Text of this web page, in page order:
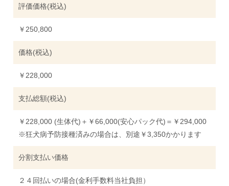
評価価格(税込)
￥250,800
価格(税込)
￥228,000
支払総額(税込)
￥228,000 (生体代)＋￥66,000(安心パック代)＝￥294,000
※狂犬病予防接種済みの場合は、別途￥3,350かかります
分割支払い価格
２４回払いの場合(金利手数料当社負担）